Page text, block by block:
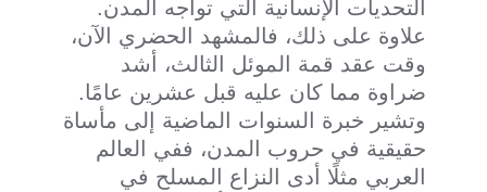
التحديات الإنسانية التي تواجه المدن.
علاوة على ذلك، فالمشهد الحضري الآن،
وقت عقد قمة الموئل الثالث، أشد
ضراوة مما كان عليه قبل عشرين عامًا.
وتشير خبرة السنوات الماضية إلى مأساة
حقيقية في حروب المدن، ففي العالم
العربي مثلًا أدى النزاع المسلح في